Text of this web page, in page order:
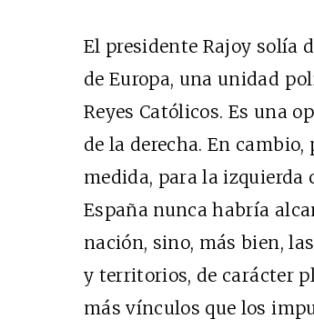
El presidente Rajoy solía
de Europa, una unidad
Reyes Católicos. Es una
de la derecha. En
medida, para la izquierda
España nunca habría
nación, sino, más bien,
y territorios, de carácter
más vínculos que los
Cine desde
EDICIÓN MÉXICO
SUSCRÍBETE